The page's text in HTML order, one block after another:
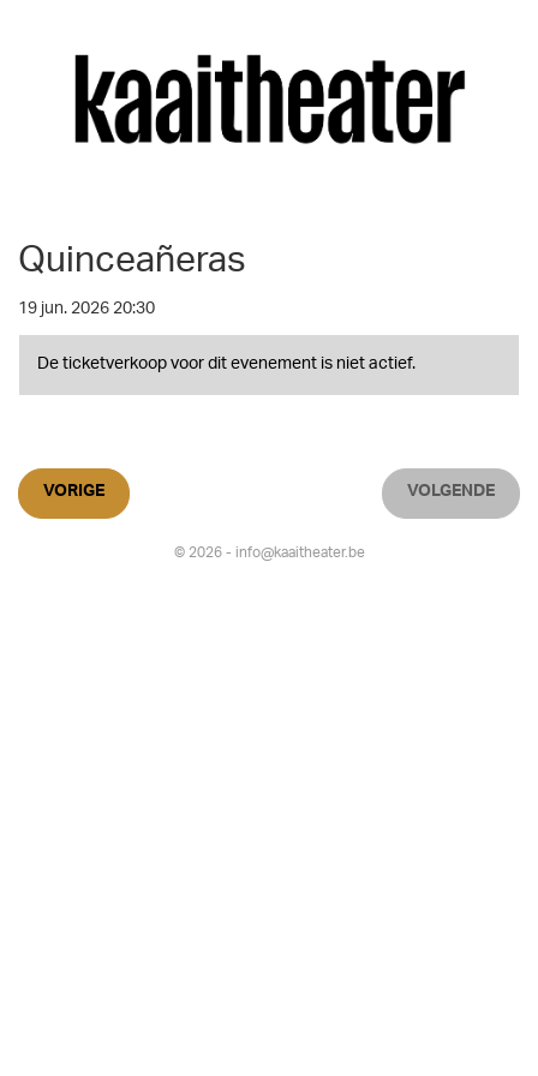
Quinceañeras
19 jun. 2026 20:30
De ticketverkoop voor dit evenement is niet actief.
VOLGENDE
VORIGE
© 2026 - info@kaaitheater.be